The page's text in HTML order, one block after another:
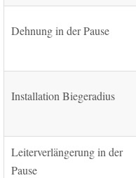
Dehnung in der Pause
Installation Biegeradius
Leiterverlängerung in der
Pause